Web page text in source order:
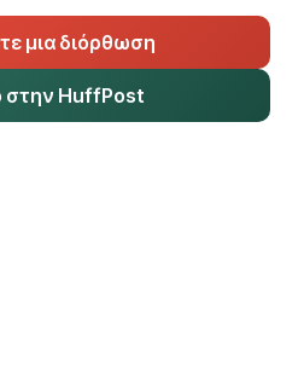
μια διόρθωση
στην HuffPost